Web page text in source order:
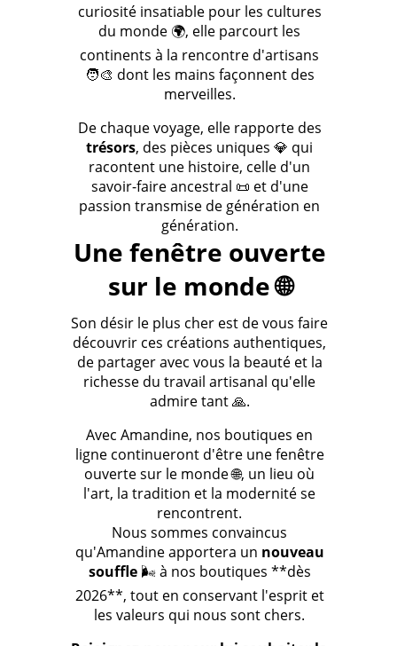
curiosité insatiable pour les cultures
du monde 🌍, elle parcourt les
continents à la rencontre d'artisans
🧑‍🎨 dont les mains façonnent des
merveilles.
De chaque voyage, elle rapporte des
trésors, des pièces uniques 💎 qui
racontent une histoire, celle d'un
savoir-faire ancestral 📜 et d'une
passion transmise de génération en
génération.
Une fenêtre ouverte
sur le monde 🌐
Son désir le plus cher est de vous faire
découvrir ces créations authentiques,
de partager avec vous la beauté et la
richesse du travail artisanal qu'elle
admire tant 🙏.
Avec Amandine, nos boutiques en
ligne continueront d'être une fenêtre
ouverte sur le monde 🌐, un lieu où
l'art, la tradition et la modernité se
rencontrent.
Nous sommes convaincus
qu'Amandine apportera un nouveau
souffle🌬️ à nos boutiques **dès
2026**, tout en conservant l'esprit et
les valeurs qui nous sont chers.